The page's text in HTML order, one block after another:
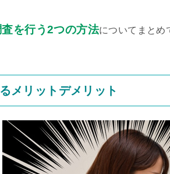
を行う2つの方法についてまとめ
メリットデメリット